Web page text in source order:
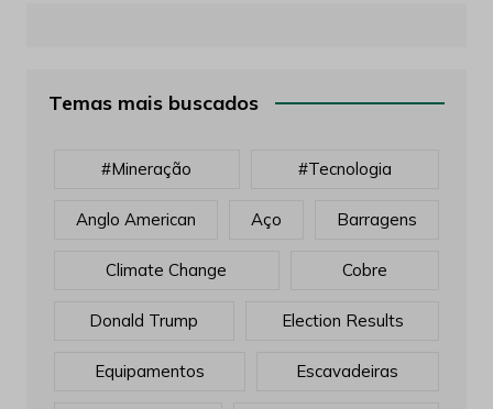
Temas mais buscados
#mineração #tecnologia
Anglo American Aço Barragens
Climate Change Cobre
Donald Trump Election Results
Equipamentos Escavadeiras